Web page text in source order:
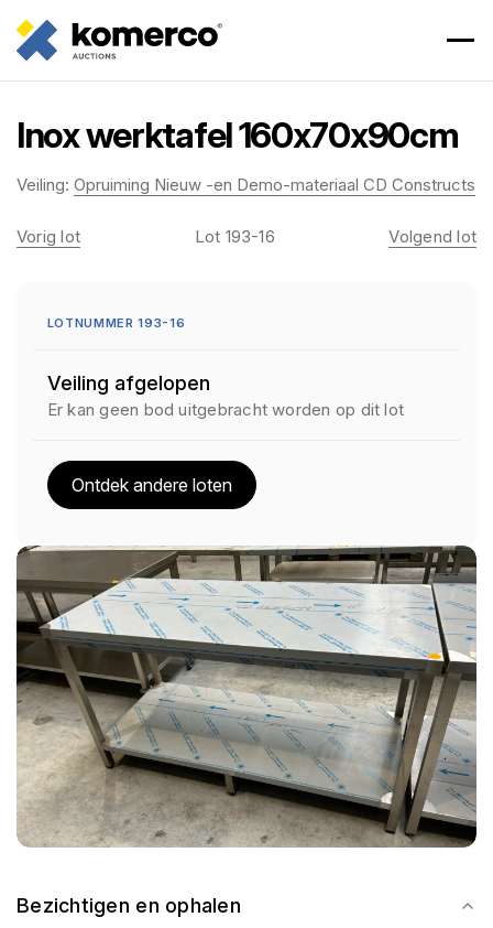
Inox werktafel 160x70x90cm
Veiling: Opruiming Nieuw -en Demo-materiaal CD Constructs
Bezichtigen en ophalen
Vorig lot Lot 193-16 Volgend lot
LOTNUMMER 193-16
Veiling afgelopen
Er kan geen bod uitgebracht worden op dit lot
Ontdek andere loten